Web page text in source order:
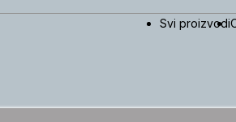
Svi proizvodi